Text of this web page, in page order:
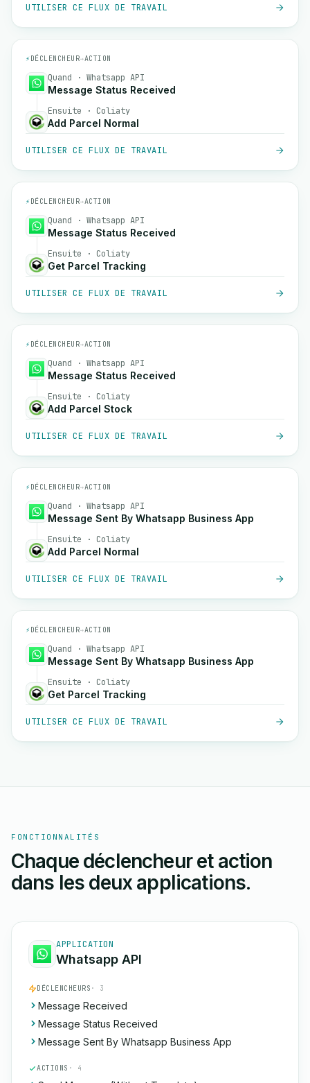
UTILISER CE FLUX DE TRAVAIL
⚡ DÉCLENCHEUR→ACTION
Quand · Whatsapp API
Message Status Received
Ensuite · Coliaty
Add Parcel Normal
UTILISER CE FLUX DE TRAVAIL
⚡ DÉCLENCHEUR→ACTION
Quand · Whatsapp API
Message Status Received
Ensuite · Coliaty
Get Parcel Tracking
UTILISER CE FLUX DE TRAVAIL
⚡ DÉCLENCHEUR→ACTION
Quand · Whatsapp API
Message Status Received
Ensuite · Coliaty
Add Parcel Stock
UTILISER CE FLUX DE TRAVAIL
⚡ DÉCLENCHEUR→ACTION
Quand · Whatsapp API
Message Sent By Whatsapp Business App
Ensuite · Coliaty
Add Parcel Normal
UTILISER CE FLUX DE TRAVAIL
⚡ DÉCLENCHEUR→ACTION
Quand · Whatsapp API
Message Sent By Whatsapp Business App
Ensuite · Coliaty
Get Parcel Tracking
UTILISER CE FLUX DE TRAVAIL
FONCTIONNALITÉS
Chaque déclencheur et action
dans les deux applications.
APPLICATION
Whatsapp API
DÉCLENCHEURS · 3
Message Received
Message Status Received
Message Sent By Whatsapp Business App
ACTIONS · 4